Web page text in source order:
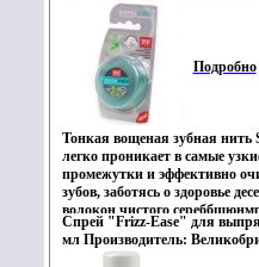
помогает предотвратить
уменьшает образование
кровоточивость десен на
Длина нити: 30 мвзьъф
Товар сертифицирован.
сертифицирован инфо 1734o.
Подробно
Тонкая вощеная зубная
легко проникает в самые
промежутки и эффективно
зубов, заботясь о здоровье
волокон чистого
экстрактом мяты оказывают
антибактериальное действие
Спрей "Frizz-Ease" для
мл Производитель:
сертифицирован инфо 1737o.